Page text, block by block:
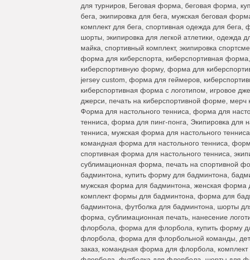
для турниров, Беговая форма, беговая форма,
бега, экипировка для бега, мужская беговая
комплект для бега, спортивная одежда для
шорты, экипировка для легкой атлетики, одежда
майка, спортивный комплект, экипировка
форма для киберспорта, киберспортивная
киберспортивную форму, форма для
jersey custom, форма для геймеров,
киберспортивная форма с логотипом, игровое
джерси, печать на киберспортивной форме,
Форма для настольного тенниса, форма для
тенниса, форма для пинг-понга, Экипировка для
тенниса, мужская форма для настольного
командная форма для настольного тенниса,
спортивная форма для настольного тенниса,
сублимационная форма, печать на спортивной
бадминтона, купить форму для бадминтона,
мужская форма для бадминтона, женская форма
комплект формы для бадминтона, форма для
бадминтона, футболка для бадминтона, шорты
форма, сублимационная печать, нанесение
флорбола, форма для флорбола, купить форму
флорбола, форма для флорбольной команды,
заказ, командная форма для флорбола,